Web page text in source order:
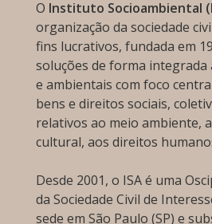
O Instituto Socioambiental
organização da sociedade
fins lucrativos, fundada em
soluções de forma integrada
e ambientais com foco
bens e direitos sociais,
relativos ao meio ambiente,
cultural, aos direitos
Desde 2001, o ISA é uma
da Sociedade Civil de
sede em São Paulo (SP) e